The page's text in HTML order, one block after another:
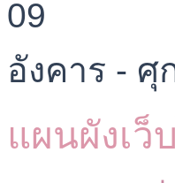
อังคาร - ศุ
แผนผังเว็